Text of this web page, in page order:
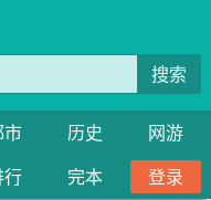
搜索
市 历史
网游
行 完本 登录